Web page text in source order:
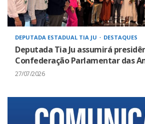
DEPUTADA ESTADUAL TIA JU DESTAQUES
Deputada Tia Ju assumirá
Confederação Parlamentar das
27/07/2026